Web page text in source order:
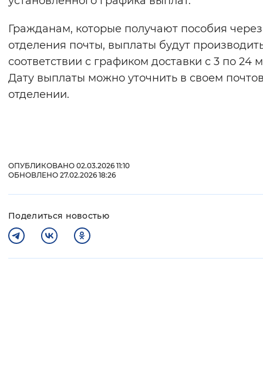
Гражданам, которые получают пособия через
отделения почты, выплаты будут
соответствии с графиком доставки с 3 по 24
Дату выплаты можно уточнить в своем
отделении.
ОПУБЛИКОВАНО 02.03.2026 11:10
ОБНОВЛЕНО 27.02.2026 18:26
Поделиться новостью